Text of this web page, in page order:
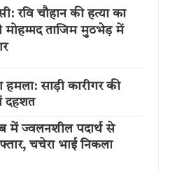
रवि चौहान की हत्या का
मोहम्मद ताजिम मुठभेड़ में
हमला: साड़ी कारीगर की
दहशत
में ज्वलनशील पदार्थ से
चचेरा भाई निकला